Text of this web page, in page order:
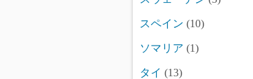
スペイン (10)
ソマリア (1)
タイ (13)